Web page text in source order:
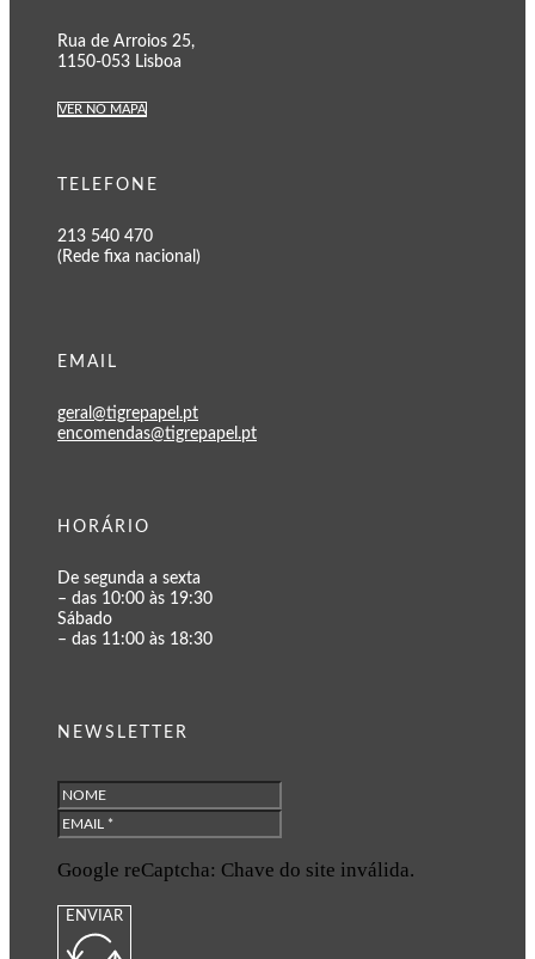
Rua de Arroios 25,
1150-053 Lisboa
VER NO MAPA
TELEFONE
213 540 470
(Rede fixa nacional)
EMAIL
geral@tigrepapel.pt
encomendas@tigrepapel.pt
HORÁRIO
De segunda a sexta
– das 10:00 às 19:30
Sábado
– das 11:00 às 18:30
NEWSLETTER
Google reCaptcha: Chave do site inválida.
ENVIAR